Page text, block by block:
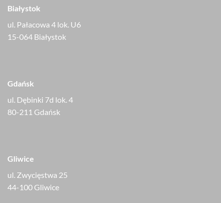
Białystok
ul. Pałacowa 4 lok. U6
15-064 Białystok
Gdańsk
ul. Dębinki 7d lok. 4
80-211 Gdańsk
Gliwice
ul. Zwycięstwa 25
44-100 Gliwice